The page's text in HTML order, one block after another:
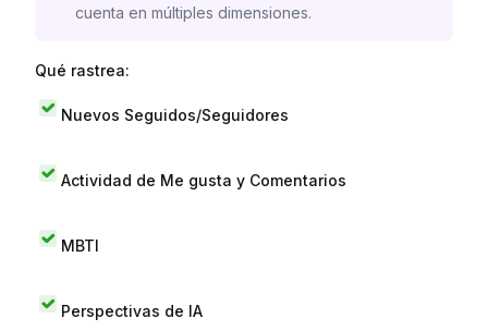
cuenta en múltiples dimensiones.
Qué rastrea:
Nuevos Seguidos/Seguidores
Actividad de Me gusta y Comentarios
MBTI
Perspectivas de IA